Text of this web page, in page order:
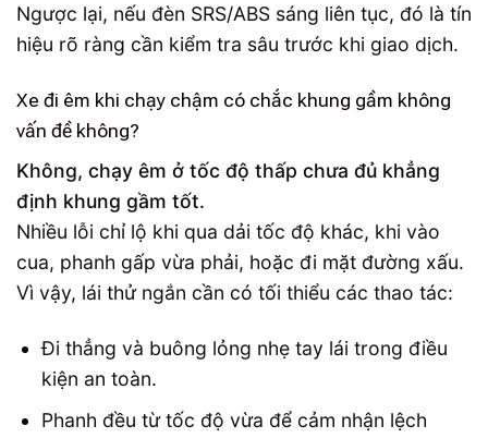
Ngược lại, nếu đèn SRS/ABS sáng liên tục, đó là tín
hiệu rõ ràng cần kiểm tra sâu trước khi giao dịch.
Xe đi êm khi chạy chậm có chắc khung gầm không
vấn đề không?
Không, chạy êm ở tốc độ thấp chưa đủ khẳng
định khung gầm tốt.
Nhiều lỗi chỉ lộ khi qua dải tốc độ khác, khi vào
cua, phanh gấp vừa phải, hoặc đi mặt đường xấu.
Vì vậy, lái thử ngắn cần có tối thiểu các thao tác:
Đi thẳng và buông lỏng nhẹ tay lái trong điều
kiện an toàn.
Phanh đều từ tốc độ vừa để cảm nhận lệch